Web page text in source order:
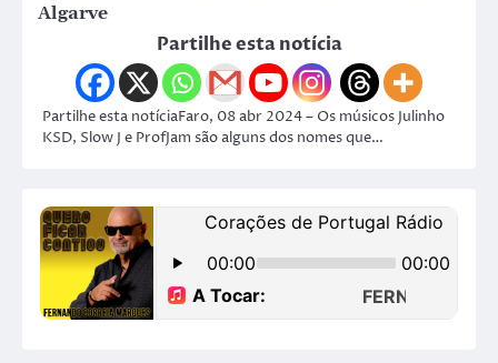
Algarve
Partilhe esta notícia
Partilhe esta notíciaFaro, 08 abr 2024 – Os músicos Julinho
KSD, Slow J e ProfJam são alguns dos nomes que…